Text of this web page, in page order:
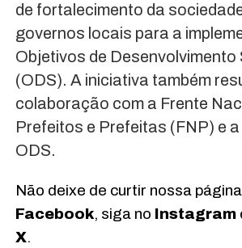
de fortalecimento da
governos locais para a
Objetivos de Desenvolvimento
(ODS). A iniciativa também
colaboração com a Frente
Prefeitos e Prefeitas (FNP) e
ODS.
Não deixe de curtir nossa
Facebook, siga no Instagram
X.